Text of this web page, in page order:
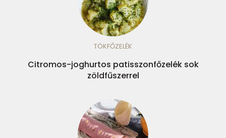
TÖKFŐZELÉK
Citromos-joghurtos patisszonfőzelék sok
zöldfűszerrel